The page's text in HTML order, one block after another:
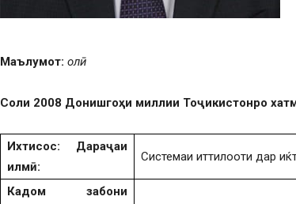
Маълумот: олӣ
Соли 2008 Донишгоҳи миллии Тоҷикистонро
Ихтисос:
Дараҷаи
илмӣ:
Системаи иттилооти дар
Кадом забони